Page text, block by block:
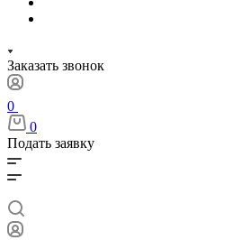
Заказать звонок
0
0
Подать заявку